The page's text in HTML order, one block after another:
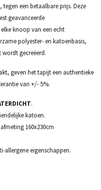
een betaalbare prijs. Deze
geavanceerde
knoop van een echt
polyester- en katoenbasis,
gecreëerd.
geven het tapijt een authentieke
van +/- 5%.
.
katoen.
160x230cm
allergene eigenschappen.